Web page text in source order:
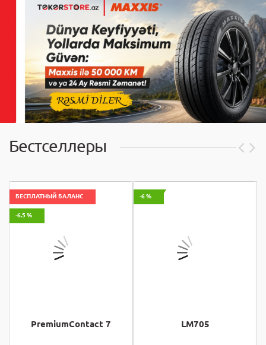
Бестселлеры
БЕСПЛАТНЫЙ БАЛАНС
-6.5 %
PremiumContact 7
-6 %
LM705